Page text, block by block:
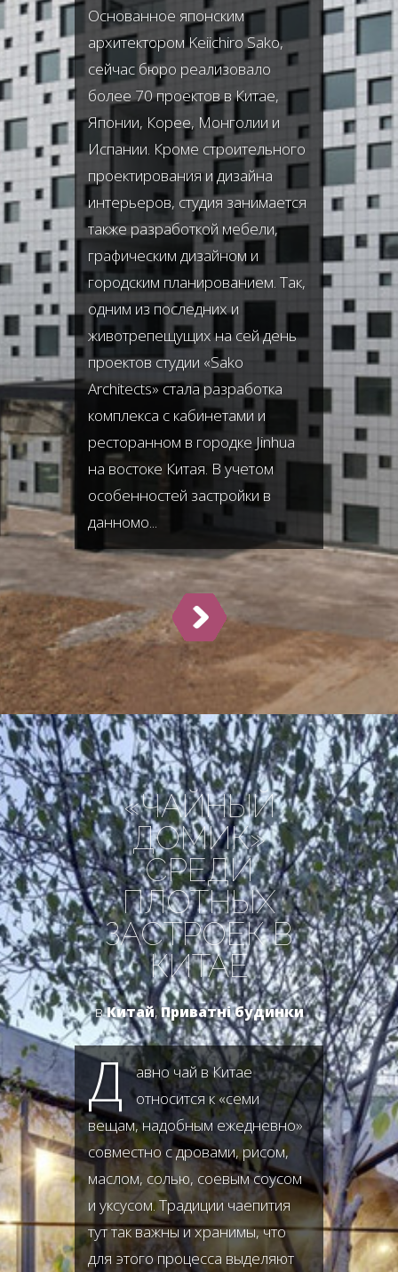
Основанное японским
архитектором Keiichiro Sako,
сейчас бюро реализовало
более 70 проектов в Китае,
Японии, Корее, Монголии и
Испании. Кроме строительного
проектирования и дизайна
интерьеров, студия занимается
также разработкой мебели,
графическим дизайном и
городским планированием. Так,
одним из последних и
животрепещущих на сей день
проектов студии «Sako
Architects» стала разработка
комплекса с кабинетами и
ресторанном в городке Jinhua
на востоке Китая. В учетом
особенностей застройки в
данномо...
«ЧАЙНЫЙ
ДОМИК»
СРЕДИ
ПЛОТНЫХ
ЗАСТРОЕК В
КИТАЕ
вКитай,Приватні будинки
Д
авно чай в Китае
относится к «семи
вещам, надобным ежедневно»
совместно с дровами, рисом,
маслом, солью, соевым соусом
и уксусом. Традиции чаепития
тут так важны и хранимы, что
для этого процесса выделяют